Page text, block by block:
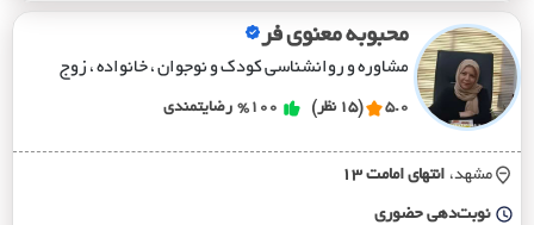
محبوبه معنوی فر
مشاوره و روانشناسی کودک و نوجوان ، خانواده ، زوج
5.0 (15 نظر) %100 رضایتمندی
مشهد، انتهاي امامت 13
نوبت‌دهی حضوری